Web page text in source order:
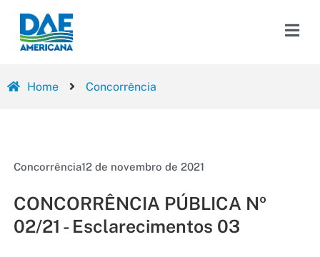
Home Concorrência
Concorrência12 de novembro de 2021
CONCORRÊNCIA PÚBLICA Nº
02/21 - Esclarecimentos 03